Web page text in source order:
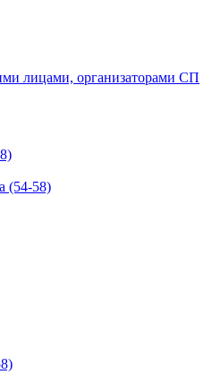
лицами, организаторами СП
(54-58)